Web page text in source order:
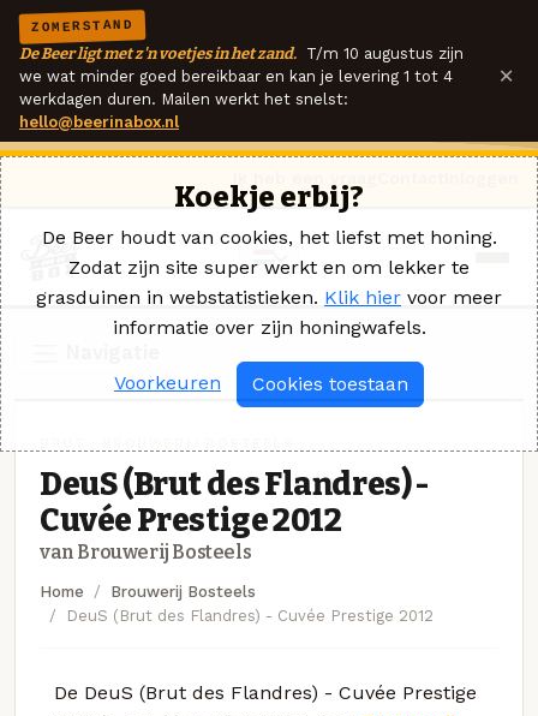
ZOMERSTAND
De Beer ligt met z'n voetjes in het zand. T/m 10 augustus zijn
we wat minder goed bereikbaar en kan je levering 1 tot 4
werkdagen duren. Mailen werkt het snelst:
hello@beerinabox.nl
×
DeuS (Brut des Flandres) -
Cuvée Prestige 2012
van Brouwerij Bosteels
Home
Brouwerij Bosteels
DeuS (Brut des Flandres) - Cuvée Prestige 2012
De DeuS (Brut des Flandres) - Cuvée Prestige
Koekje erbij?
De Beer houdt van cookies, het liefst met honing.
Zodat zijn site super werkt en om lekker te
grasduinen in webstatistieken. Klik hier voor meer
informatie over zijn honingwafels.
Voorkeuren Cookies toestaan